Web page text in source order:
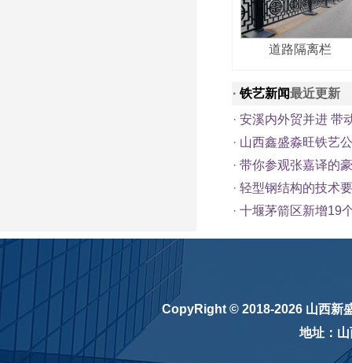
道路隔离栏
· 铁艺新闻最近更新
· 安溪内外贸并进 带
· 山西鑫盛淼旺铁艺
· 带你参观张嘉译的
· 轻型钢结构的技术
· 十堰茅箭区新增19
CopyRight © 2018-2026 山西新
地址：